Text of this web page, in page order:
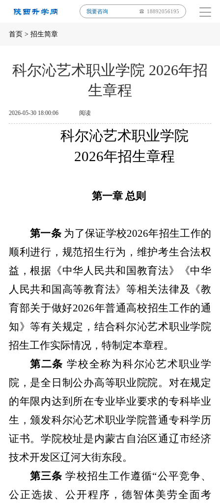
我要咨询 18892056195
首页> 招生简章
科尔沁艺术职业学院 2026年招
生章程
2026-05-30 18:00:06 阅读
科尔沁艺术职业学院
2026年招生章程
第一章 总则
第一条为了保证学校2026年招生工作的
顺利进行，规范招生行为，维护考生合法权
益，根据《中华人民共和国教育法》《中华
人民共和国高等教育法》等相关法律及
《教
育部关于做好2026年普通高校招生工作的通
知》等有关规定，结合科尔沁艺术职业学院
招生工作实际情况，特制定本章程。
第二条 学校全称为科尔沁艺术职业学
院，是全日制公办高等职业院院。对在规定
的年限内达到所在专业毕业要求的专科毕业
生，颁发科尔沁艺术职业学院普通专科学历
证书。学院校址是内蒙古自治区通辽市经济
技术开发区辽河大街东段。
第三条 学校招生工作遵循“公平竞争、
公正选拔、公开程序，德智体美劳全面考